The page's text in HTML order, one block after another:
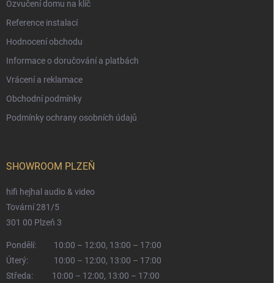
Ozvučení domu na klíč
Reference instalací
Hodnocení obchodu
Informace o doručování a platbách
Vrácení a reklamace
Obchodní podmínky
Podmínky ochrany osobních údajů
SHOWROOM PLZEŇ
hifi hejhal audio & video
Tovární 281/5
301 00 Plzeň 3
Pondělí:
10:00 – 12:00, 13:00 – 17:00
Úterý:
10:00 – 12:00, 13:00 – 17:00
Středa:
10:00 – 12:00, 13:00 – 17:00